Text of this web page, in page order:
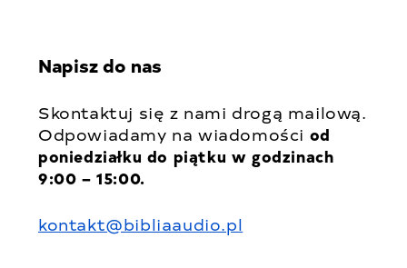
Napisz do nas
Skontaktuj się z nami drogą mailową.
Odpowiadamy na wiadomości od
poniedziałku do piątku w godzinach
9:00 – 15:00.
kontakt@bibliaaudio.pl